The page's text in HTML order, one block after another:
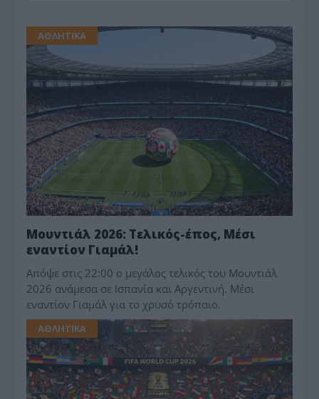
ΑΘΛΗΤΙΚΑ
Μουντιάλ 2026: Τελικός-έπος, Μέσι
εναντίον Γιαμάλ!
Απόψε στις 22:00 ο μεγάλος τελικός του Μουντιάλ
2026 ανάμεσα σε Ισπανία και Αργεντινή. Μέσι
εναντίον Γιαμάλ για το χρυσό τρόπαιο.
ΑΘΛΗΤΙΚΑ